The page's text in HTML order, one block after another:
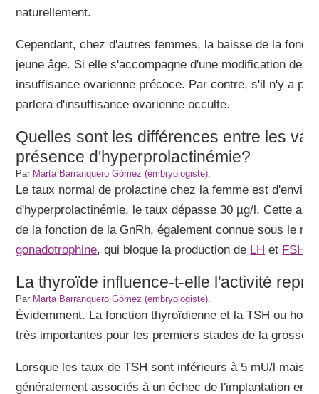
naturellement.
Cependant, chez d'autres femmes, la baisse de la
jeune âge. Si elle s'accompagne d'une modification des
insuffisance ovarienne précoce. Par contre, s'il n'y a
parlera d'insuffisance ovarienne occulte.
Quelles sont les différences entre les
présence d'hyperprolactinémie?
Par Marta Barranquero Gómez (embryologiste)
Le taux normal de prolactine chez la femme est
d'hyperprolactinémie, le taux dépasse 30 µg/l. Cette
de la fonction de la GnRh, également connue sous le
gonadotrophine, qui bloque la production de LH et FSH
La thyroïde influence-t-elle l'activité
Par Marta Barranquero Gómez (embryologiste)
Évidemment. La fonction thyroïdienne et la TSH ou
très importantes pour les premiers stades de la
Lorsque les taux de TSH sont inférieurs à 5 mU/l mais
généralement associés à un échec de l'implantation